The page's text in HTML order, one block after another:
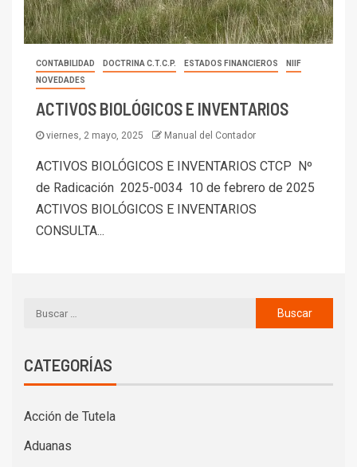
CONTABILIDAD DOCTRINA C.T.C.P. ESTADOS FINANCIEROS
NIIF
NOVEDADES
ACTIVOS BIOLÓGICOS E INVENTARIOS
viernes, 2 mayo, 2025 Manual del Contador
ACTIVOS BIOLÓGICOS E INVENTARIOS CTCP Nº
de Radicación 2025-0034 10 de febrero de 2025
ACTIVOS BIOLÓGICOS E INVENTARIOS
CONSULTA...
CATEGORÍAS
Acción de Tutela
Aduanas